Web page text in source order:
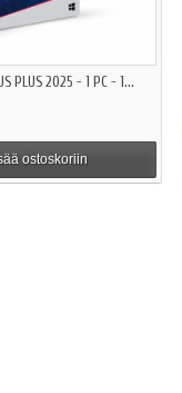
PLUS 2025 - 1 PC - 1...
ostoskoriin